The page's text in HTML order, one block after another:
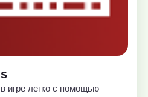
игре легко с помощью